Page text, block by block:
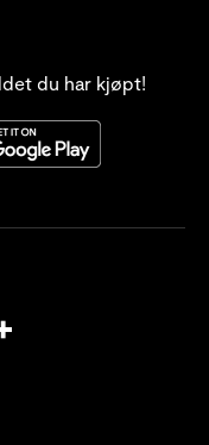
du har kjøpt!